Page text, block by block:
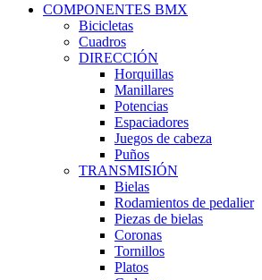
COMPONENTES BMX
Bicicletas
Cuadros
DIRECCIÓN
Horquillas
Manillares
Potencias
Espaciadores
Juegos de cabeza
Puños
TRANSMISIÓN
Bielas
Rodamientos de pedalier
Piezas de bielas
Coronas
Tornillos
Platos